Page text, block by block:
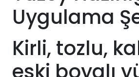
Uygulama
Kirli, tozlu,